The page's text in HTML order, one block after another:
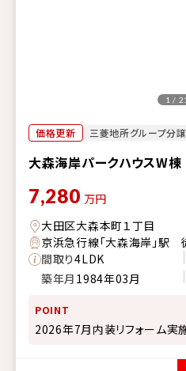
価格更新 三菱地所グループ分譲
大森海岸パークハウスW棟
1 / 21
7,280 万円
大田区大森本町１丁目
京浜急行線「大森海岸」駅
間取り4LDK
築年月 1984年03月
POINT
2026年7月内装リフォーム